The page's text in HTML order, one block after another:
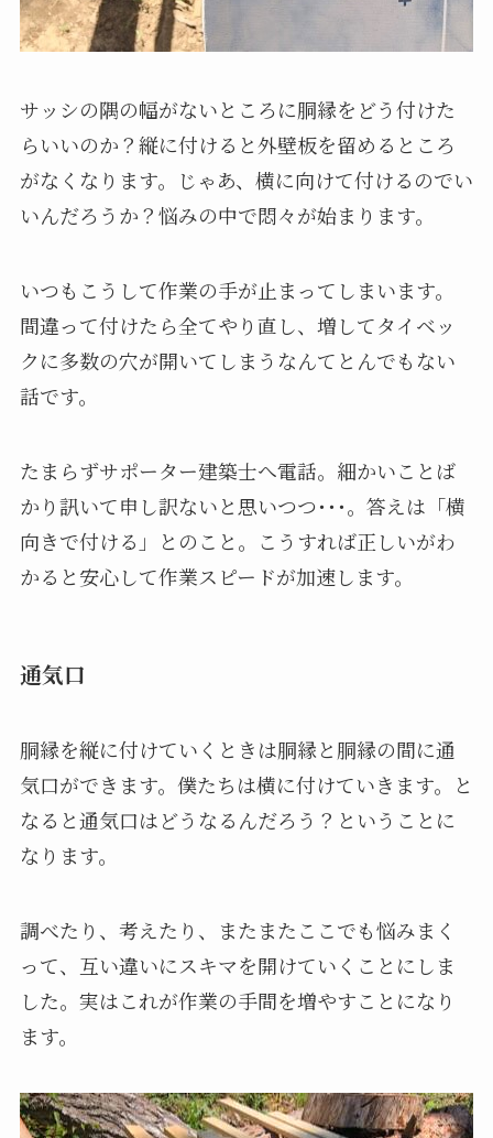
サッシの隅の幅がないところに胴縁をどう付けた
らいいのか？縦に付けると外壁板を留めるところ
がなくなります。じゃあ、横に向けて付けるのでい
いんだろうか？悩みの中で悶々が始まります。
いつもこうして作業の手が止まってしまいます。
間違って付けたら全てやり直し、増してタイベッ
クに多数の穴が開いてしまうなんてとんでもない
話です。
たまらずサポーター建築士へ電話。細かいことば
かり訊いて申し訳ないと思いつつ･･･。答えは「横
向きで付ける」とのこと。こうすれば正しいがわ
かると安心して作業スピードが加速します。
通気口
胴縁を縦に付けていくときは胴縁と胴縁の間に通
気口ができます。僕たちは横に付けていきます。と
なると通気口はどうなるんだろう？ということに
なります。
調べたり、考えたり、またまたここでも悩みまく
って、互い違いにスキマを開けていくことにしま
した。実はこれが作業の手間を増やすことになり
ます。